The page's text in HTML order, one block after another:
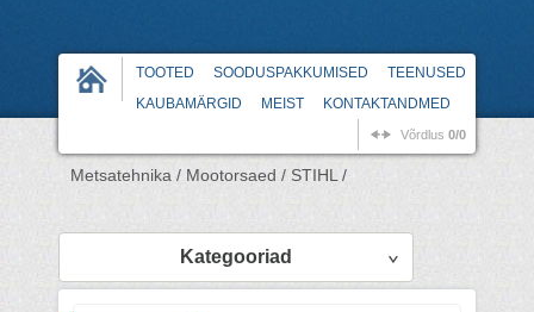
TOOTED SOODUSPAKKUMISED
TEENUSED
KAUBAMÄRGID
MEIST KONTAKTANDMED
Võrdlus 0/0
Metsatehnika / Mootorsaed / STIHL /
Kategooriad